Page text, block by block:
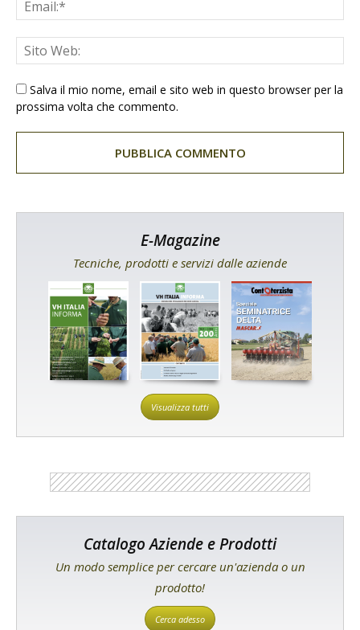
Salva il mio nome, email e sito web in questo browser per la
prossima volta che commento.
E-Magazine
Tecniche, prodotti e servizi dalle aziende
Visualizza tutti
Catalogo Aziende e Prodotti
Un modo semplice per cercare un'azienda o un
prodotto!
Cerca adesso